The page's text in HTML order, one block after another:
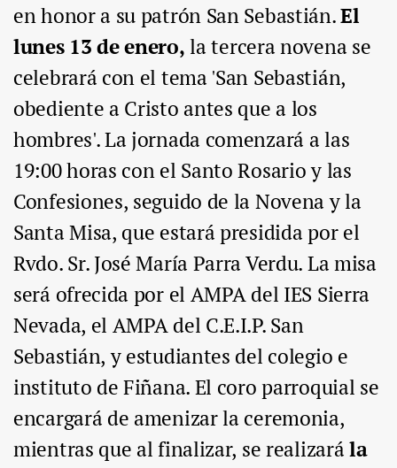
en honor a su patrón San Sebastián.El
lunes 13 de enero,la tercera novena se
celebrará con el tema 'San Sebastián,
obediente a Cristo antes que a los
hombres'. La jornada comenzará a las
19:00 horas con el Santo Rosario y las
Confesiones, seguido de la Novena y la
Santa Misa, que estará presidida por el
Rvdo. Sr. José María Parra Verdu. La misa
será ofrecida por el AMPA del IES Sierra
Nevada, el AMPA del C.E.I.P. San
Sebastián, y estudiantes del colegio e
instituto de Fiñana. El coro parroquial se
encargará de amenizar la ceremonia,
mientras que al finalizar, se realizarála